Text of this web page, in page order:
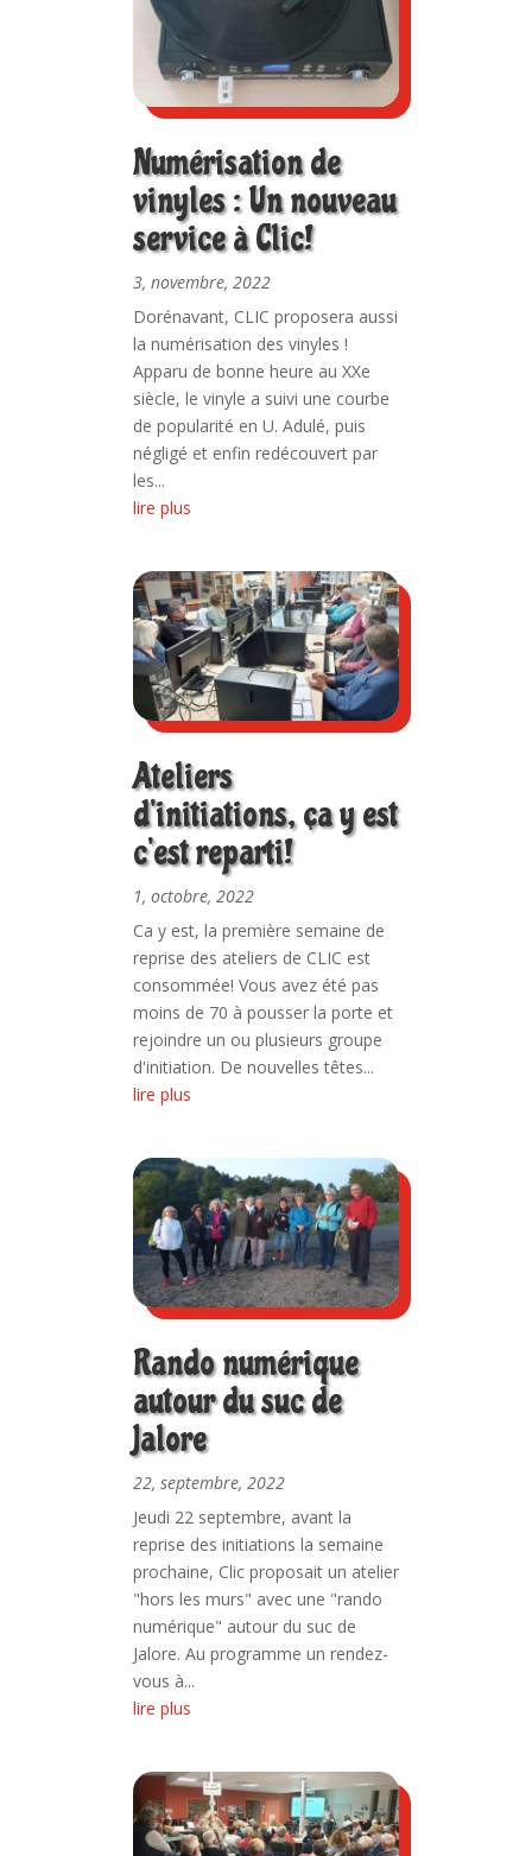
Numérisation de
vinyles : Un nouveau
service à Clic!
3, novembre, 2022
Dorénavant, CLIC proposera aussi
la numérisation des vinyles !
Apparu de bonne heure au XXe
siècle, le vinyle a suivi une courbe
de popularité en U. Adulé, puis
négligé et enfin redécouvert par
les...
lire plus
Ateliers
d’initiations, ça y est
c’est reparti!
1, octobre, 2022
Ca y est, la première semaine de
reprise des ateliers de CLIC est
consommée! Vous avez été pas
moins de 70 à pousser la porte et
rejoindre un ou plusieurs groupe
d'initiation. De nouvelles têtes...
lire plus
Rando numérique
autour du suc de
Jalore
22, septembre, 2022
Jeudi 22 septembre, avant la
reprise des initiations la semaine
prochaine, Clic proposait un atelier
"hors les murs" avec une "rando
numérique" autour du suc de
Jalore. Au programme un rendez-
vous à...
lire plus